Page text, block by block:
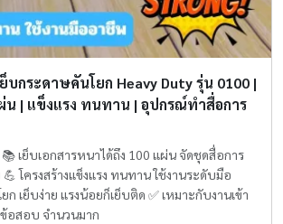
ย็บกระดาษคันโยก Heavy Duty รุ่น 0100 |
น | แข็งแรง ทนทาน | อุปกรณ์ทำสื่อการ
เย็บเอกสารหนาได้ถึง 100 แผ่น จัดชุดสื่อการ
โครงสร้างแข็งแรง ทนทาน ใช้งานระดับมือ
เย็บง่าย แรงน้อยก็เย็บติด ✅ เหมาะกับงานเข้า
ข้อสอบ จำนวนมาก